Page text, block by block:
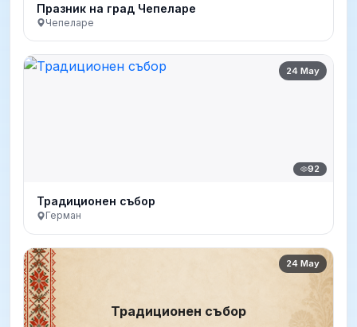
Празник на град Чепеларе
Чепеларе
24 May
92
Традиционен събор
Герман
Традиционен събор
24 May